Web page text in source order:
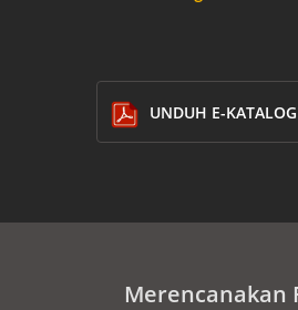
UNDUH E-KATALOG
Merencanakan